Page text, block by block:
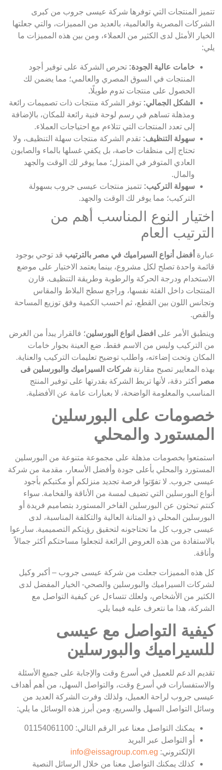
تتميز المنتجات التي توفرها شركة عيسى جروب من كبرى
الشركات المصرية والعالمية، بالعديد من المميزات، والتي جعلتها
الخيار الأمثل لدى الكثير من العملاء، ومن بين هذه المميزات ما
يلي:
خامات عالية الجودة: تحرص الشركة على توفير أجود
المنتجات في السوق المصري والعالمي؛ مما يضمن لك
الحصول على منتجات تدوم طويلًا.
الشكل الجمالي: توفر الشركة منتجات ذات تصميمات رائعة
ومذهلة تساهم في رسم لوحة فنية رائعة للمكان، بالإضافة
إلى تعدد المنتجات التي تتلاءم مع احتياجات العملاء.
سهولة التنظيف: تقدم الشركة منتجات سهلة التنظيف، ولا
تحتاج إلى منظفات خاصة، بل يكفي غسلها بالماء والصابون
العادي المتوفر في المنزل؛ مما يوفر لك الوقت والجهد
والمال.
سهولة التركيب: تتميز منتجات عيسى جروب بسهولة
التركيب؛ مما يوفر لك الوقت والجهد.
اختيار النوع المناسب أهم من
الترتيب العام
عبارة أفضل أنواع السيراميك في مصر بالترتيب قد توحي بوجود
قائمة واحدة تصلح لكل مشروع، بينما يعتمد الاختيار على موضع
الاستخدام ودرجة الحركة والرطوبة وطريقة التنظيف. قارن
المنتجات داخل الفئة نفسها، وراجع سطح البلاط والمقاس
وتجانس اللون بين القطع، ثم احسب الكمية وفق توزيع المساحة
والقص.
وينطبق الأمر على افضل انواع البورسلين؛ فالقرار يبدأ من الغرض
من التركيب وليس من الاسم فقط. ضع العينة بجوار خامات
المكان وتحت إضاءته، واطلب توضيح تعليمات التركيب والعناية.
بهذه المعايير تصبح مقارنة شركات السيراميك والبورسلين فى
مصر
أكثر دقة، لأنها تربط الشركة بقدرتها على توفير المنتج
المناسب والمعلومة الواضحة، لا بعبارات عامة عن الأفضلية.
خصومات على البورسلين
المستورد والمحلي
استمتعوا بخصومات مذهلة على مجموعة متنوعة من البورسلين
المستورد والمحلي بأعلى جودة وأفضل الأسعار، مقدمة من شركة
عيسى جروب. لا تفوّتوا فرصة تجديد منزلكم أو مكتبكم بأجود
أنواع البورسلين التي تضيف لمسة من الأناقة والفخامة. سواء
كنتم تبحثون عن البورسلين الفاخر المستورد بتصاميم فريدة أو
البورسلين المحلي ذو المتانة العالية والتكلفة المناسبة، لدى
عيسى جروب كل ما تحتاجونه لتحقيق رؤيتكم التصميمية. سارعوا
بالاستفادة من هذه العروض الرائعة لتجعلوا مساحتكم أكثر جمالاً
وأناقة.
كل هذه المميزات جعلت من شركة عيسى جروب – أكبر وكيل
لشركات السيراميك والبورسلين والصحي- الخيار المفضل لدى
الكثير من الأشخاص، ولعلك تتساءل عن كيفية التواصل مع
الشركة، هذا ما نتعرف عليه فيما يلي.
كيفية التواصل مع عيسى
للسيراميك والبورسلين
تقديم الدعم للعميل في أسرع وقت والإجابة على جميع الأسئلة
والاستفسارات في أسرع وقت، والتواصل السهل، من أهم أهداف
عيسى جروب لراحة العميل، ولذلك وفرت الشركة العديد من
وسائل التواصل السهل والسريع، ومن أبرز هذه الوسائل ما يلي:
يمكنك التواصل معنا عبر الرقم التالي: 01154061100
أو التواصل عبر البريد
الإلكتروني: info@eissagroup.com.eg
كذلك يمكنك التواصل معنا من خلال الرسائل النصية